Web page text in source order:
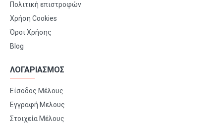
Πολιτική επιστροφών
Χρήση Cookies
Όροι Χρήσης
Blog
ΛΟΓΑΡΙΑΣΜΟΣ
Είσοδος Μέλους
Εγγραφή Μελους
Στοιχεία Μέλους